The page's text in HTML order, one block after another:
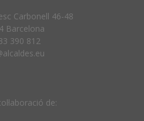
Carbonell 46-48
Barcelona
390 812
de: